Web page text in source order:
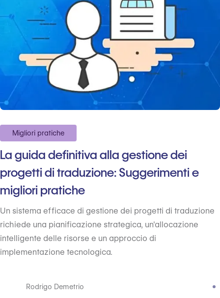
Migliori pratiche
La guida definitiva alla gestione dei
progetti di traduzione: Suggerimenti e
migliori pratiche
Un sistema efficace di gestione dei progetti di traduzione
richiede una pianificazione strategica, un'allocazione
intelligente delle risorse e un approccio di
implementazione tecnologica.
Rodrigo Demetrio